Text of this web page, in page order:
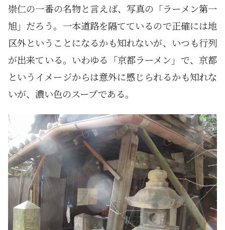
崇仁の一番の名物と言えば、写真の「ラーメン第一
旭」だろう。一本道路を隔てているので正確には地
区外ということになるかも知れないが、いつも行列
が出来ている。いわゆる「京都ラーメン」で、京都
というイメージからは意外に感じられるかも知れな
いが、濃い色のスープである。